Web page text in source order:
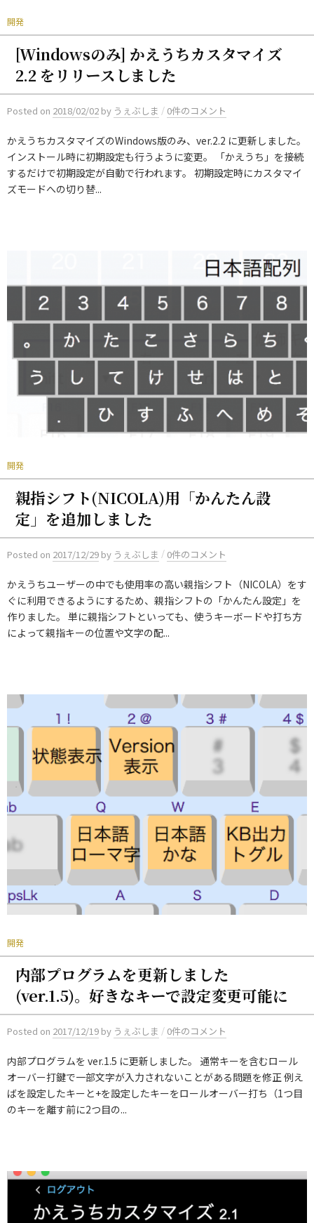
開発
[Windowsのみ] かえうちカスタマイズ
2.2 をリリースしました
Posted on 2018/02/02 by うぇぶしま / 0件のコメント
かえうちカスタマイズのWindows版のみ、ver.2.2 に更新しました。
インストール時に初期設定も行うように変更。 「かえうち」を接続
するだけで初期設定が自動で行われます。 初期設定時にカスタマイ
ズモードへの切り替...
開発
親指シフト(NICOLA)用「かんたん設
定」を追加しました
Posted on 2017/12/29 by うぇぶしま / 0件のコメント
かえうちユーザーの中でも使用率の高い親指シフト（NICOLA）をす
ぐに利用できるようにするため、親指シフトの「かんたん設定」を
作りました。 単に親指シフトといっても、使うキーボードや打ち方
によって親指キーの位置や文字の配...
開発
内部プログラムを更新しました
(ver.1.5)。好きなキーで設定変更可能に
Posted on 2017/12/19 by うぇぶしま / 0件のコメント
内部プログラムを ver.1.5 に更新しました。 通常キーを含むロール
オーバー打鍵で一部文字が入力されないことがある問題を修正 例え
ばを設定したキーと+を設定したキーをロールオーバー打ち（1つ目
のキーを離す前に2つ目の...